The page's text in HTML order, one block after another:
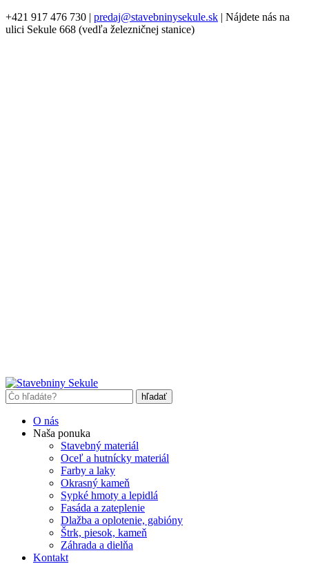
+421 917 476 730 | predaj@stavebninysekule.sk | Nájdete nás na
ulici Sekule 668 (vedľa železničnej stanice)
O nás
Naša ponuka
Stavebný materiál
Oceľ a hutnícky materiál
Farby a laky
Okrasný kameň
Sypké hmoty a lepidlá
Fasáda a zateplenie
Dlažba a oplotenie, gabióny
Štrk, piesok, kameň
Záhrada a dielňa
Kontakt